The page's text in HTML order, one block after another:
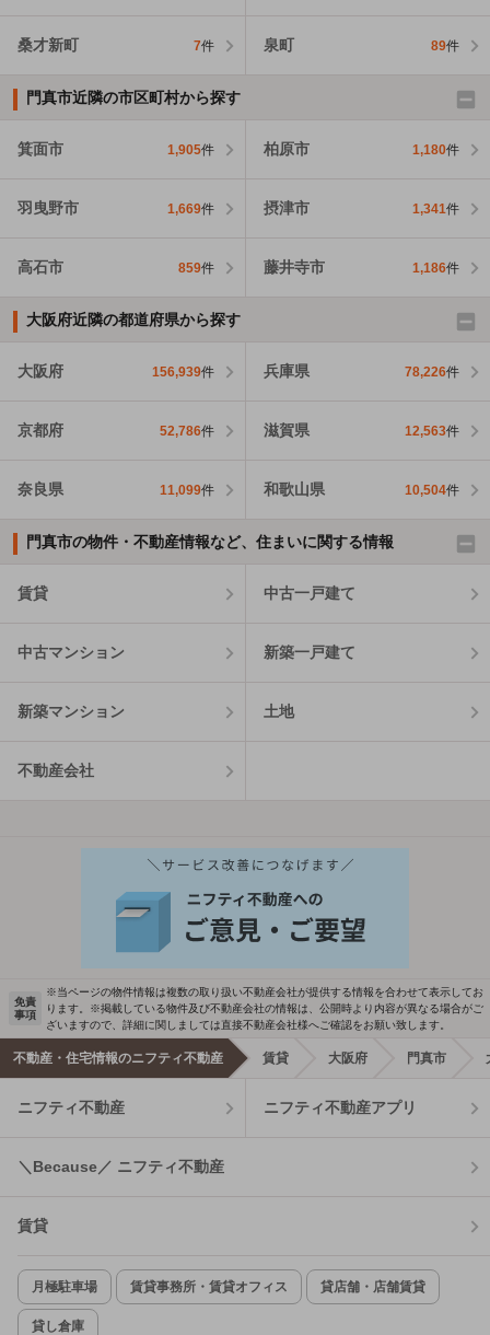
桑才新町 7件 泉町 89件
門真市近隣の市区町村から探す
箕面市 1,905件 柏原市 1,180件
羽曳野市 1,669件 摂津市 1,341件
高石市 859件 藤井寺市 1,186件
大阪府近隣の都道府県から探す
大阪府 156,939件 兵庫県 78,226件
京都府 52,786件 滋賀県 12,563件
奈良県 11,099件 和歌山県 10,504件
門真市の物件・不動産情報など、住まいに関する情報
賃貸 中古一戸建て
中古マンション 新築一戸建て
新築マンション 土地
不動産会社
免責
事項
※当ページの物件情報は複数の取り扱い不動産会社が提供する情報を合わせて表示してお
ります。※掲載している物件及び不動産会社の情報は、公開時より内容が異なる場合がご
ざいますので、詳細に関しましては直接不動産会社様へご確認をお願い致します。
不動産・住宅情報のニフティ不動産 賃貸 大阪府 門真市
ニフティ不動産 ニフティ不動産アプリ
＼Because／ ニフティ不動産
賃貸
月極駐車場 賃貸事務所・賃貸オフィス 貸店舗・店舗賃貸
貸し倉庫